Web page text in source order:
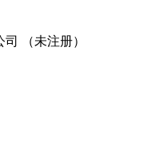
（未注册）